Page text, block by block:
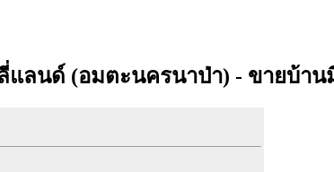
ลนด์​ (อมตะนครนาป่า) - ขายบ้าน